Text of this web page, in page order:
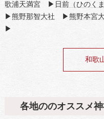
歌浦天満宮▶ 日前（ひのく
▶ 熊野那智大社 ▶ 熊野本宮
▶
和歌
各地ののオススメ